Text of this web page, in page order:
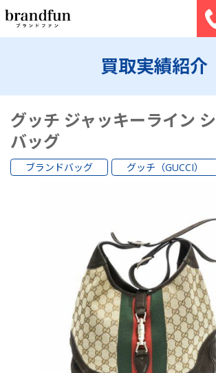
買取実績紹介
グッチ ジャッキーライン
バッグ
ブランドバッグ グッチ（GUCCI）